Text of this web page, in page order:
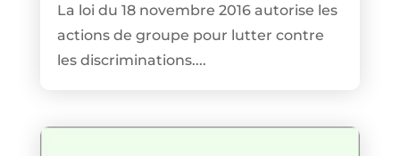
La loi du 18 novembre 2016 autorise les
actions de groupe pour lutter contre
les discriminations....